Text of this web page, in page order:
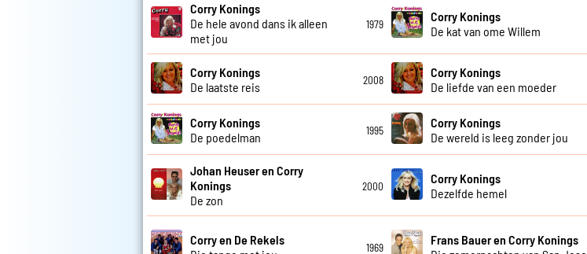
Corry Konings
De hele avond dans ik alleen
met jou
1979
Corry Konings
De kat van ome Willem
Corry Konings
De laatste reis
2008
Corry Konings
De liefde van een moeder
Corry Konings
De poedelman
1995
Corry Konings
De wereld is leeg zonder jou
Johan Heuser en Corry
Konings
De zon
2000
Corry Konings
Dezelfde hemel
Corry en De Rekels
1969
Frans Bauer en Corry Konings